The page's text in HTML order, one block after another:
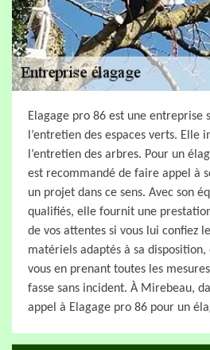
Elagage pro 86 est une entreprise
l’entretien des espaces verts. Elle
l’entretien des arbres. Pour un
est recommandé de faire appel à
un projet dans ce sens. Avec son
qualifiés, elle fournit une
de vos attentes si vous lui confiez
matériels adaptés à sa
vous en prenant toutes les
fasse sans incident. À Mirebeau,
appel à Elagage pro 86 pour un